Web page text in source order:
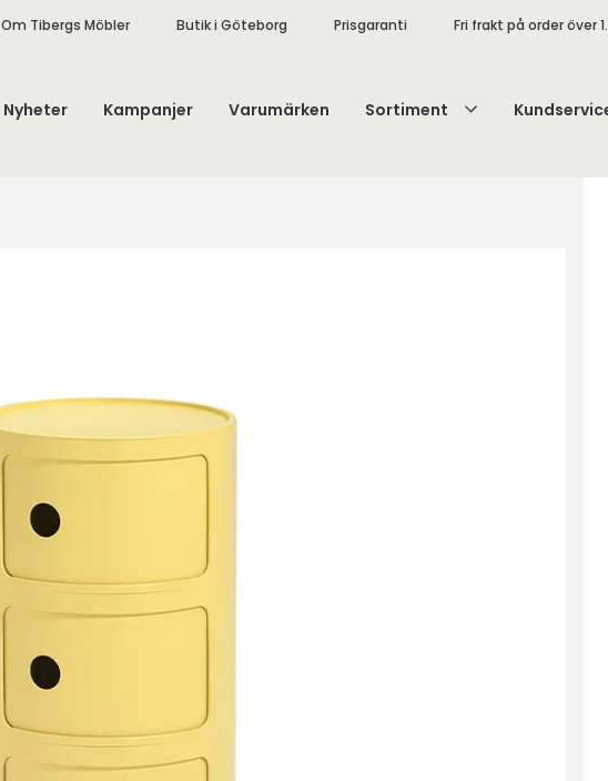
Om Tibergs Möbler Butik i Göteborg Prisgaranti Fri frakt på order över
Nyheter Kampanjer Varumärken Sortiment